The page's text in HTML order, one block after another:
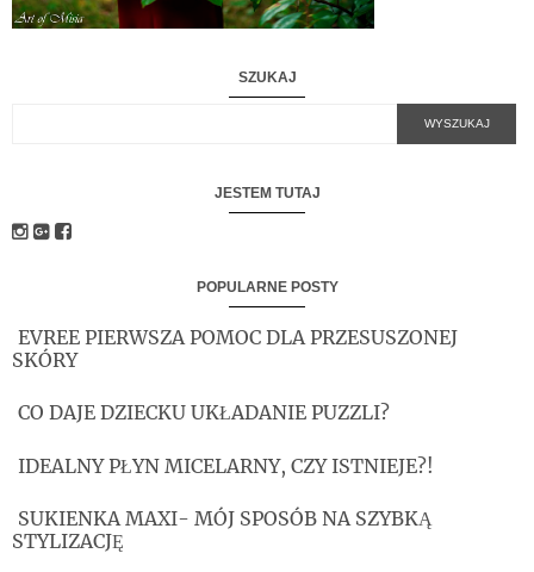
SZUKAJ
JESTEM TUTAJ
POPULARNE POSTY
EVREE PIERWSZA POMOC DLA PRZESUSZONEJ
SKÓRY
CO DAJE DZIECKU UKŁADANIE PUZZLI?
IDEALNY PŁYN MICELARNY, CZY ISTNIEJE?!
SUKIENKA MAXI- MÓJ SPOSÓB NA SZYBKĄ
STYLIZACJĘ